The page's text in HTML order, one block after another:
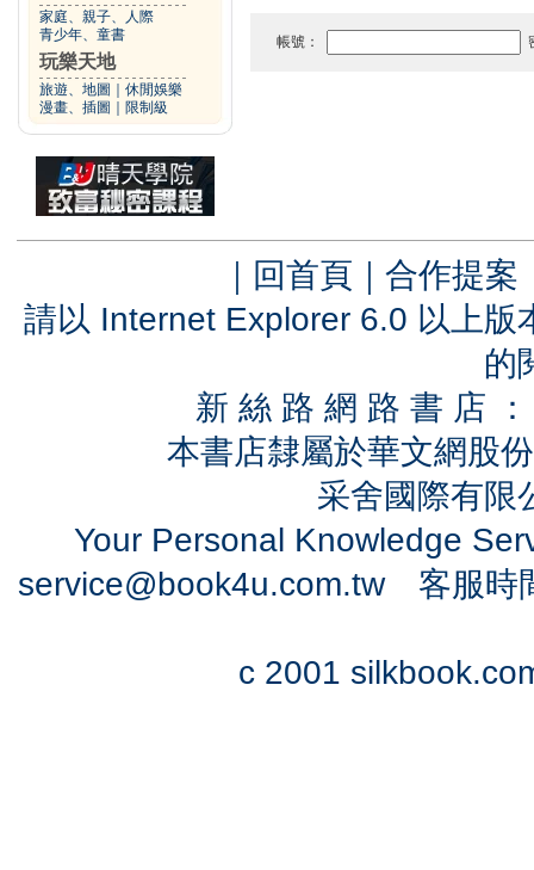
家庭、親子、人際
青少年、童書
玩樂天地
旅遊、地圖
休閒娛樂
漫畫、插圖
限制級
帳號：
｜ 回首頁 ｜ 合作提案
請以 Internet Explorer 6.0 以上
的
新 絲 路 網 路 書 店
本書店隸屬於華文網股
采舍國際有
Your Personal Knowledge
service@book4u.com.tw客服時
c 2001